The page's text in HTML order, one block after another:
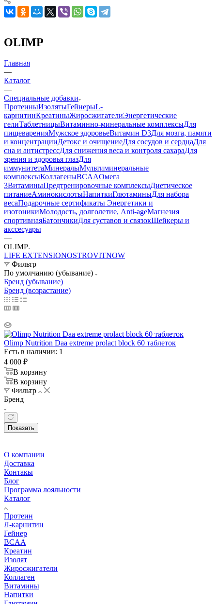
OLIMP
Главная
—
Каталог
—
Специальные добавки
ПротеиныИзолятыГейнерыL-
карнитинКреатиныЖиросжигателиЭнергетические
гелиТаблетницыВитаминно-минеральные комплексыДля
пищеваренияМужское здоровьеВитамин D3Для мозга, памяти
и концентрацииДетокс и очищениеДля сосудов и сердцаДля
сна и антистрессДля снижения веса и контроля сахараДля
зрения и здоровья глазДля
иммунитетаМинералыМультиминеральные
комплексыКоллагеныBCAAОмега
3ВитаминыПредтренировочные комплексыДиетическое
питаниеАминокислотыНапиткиГлютаминыДля набора
весаПодарочные сертификаты Энергетики и
изотоникиМолодость, долголетие, Anti-ageМагнезия
спортивнаяБатончикиДля суставов и связокШейкеры и
акссесуары
—
OLIMP
LIFE EXTENSIONOSTROVITNOW
Фильтр
По умолчанию (убывание)
Бренд (убывание)
Бренд (возрастание)
Olimp Nutrition Daa extreme prolact block 60 таблеток
Есть в наличии: 1
4 000 ₽
В корзину
В корзину
Фильтр
Бренд
Показать
О компании
Доставка
Контакы
Блог
Программа лояльности
Каталог
Протеин
Л-карнитин
Гейнер
BCAA
Креатин
Изолят
Жиросжигатели
Коллаген
Витамины
Напитки